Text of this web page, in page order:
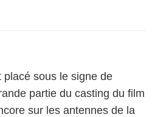
placé sous le signe de
partie du casting du film
sur les antennes de la